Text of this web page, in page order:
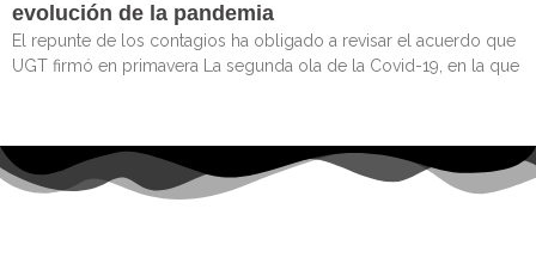
evolución de la pandemia
El repunte de los contagios ha obligado a revisar el acuerdo que
UGT firmó en primavera La segunda ola de la Covid-19, en la que